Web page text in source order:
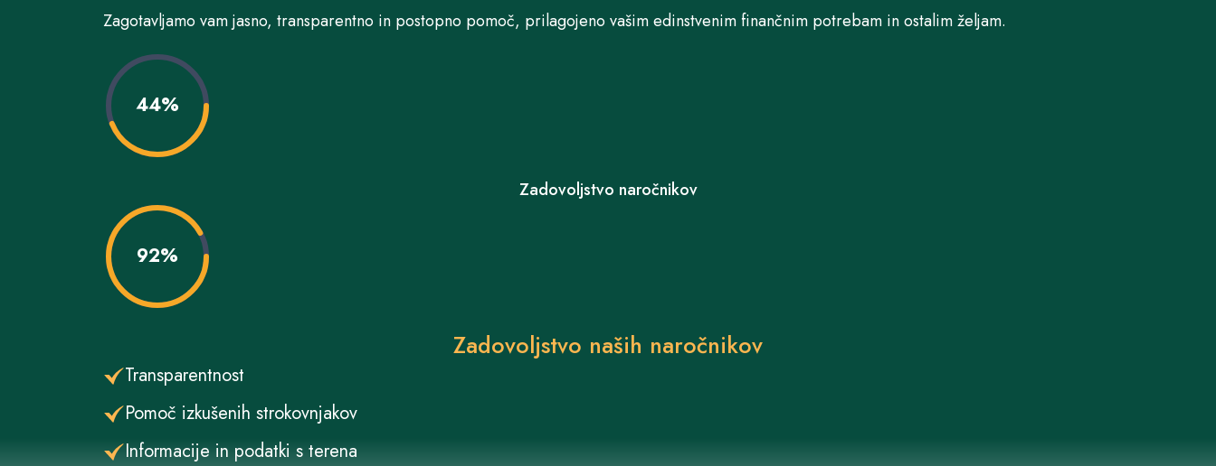
Zagotavljamo vam jasno, transparentno in postopno pomoč, prilagojeno vašim edinstvenim finančnim potrebam in ostalim željam.
44%
Zadovoljstvo naročnikov
92%
Zadovoljstvo naših naročnikov
Transparentnost
Pomoč izkušenih strokovnjakov
Informacije in podatki s terena